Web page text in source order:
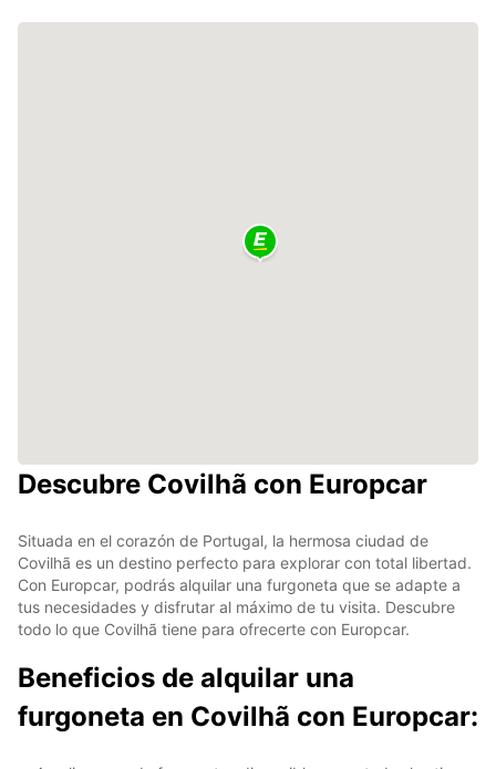
Descubre Covilhã con Europcar
Situada en el corazón de Portugal, la hermosa ciudad de
Covilhã es un destino perfecto para explorar con total libertad.
Con Europcar, podrás alquilar una furgoneta que se adapte a
tus necesidades y disfrutar al máximo de tu visita. Descubre
todo lo que Covilhã tiene para ofrecerte con Europcar.
Beneficios de alquilar una
furgoneta en Covilhã con Europcar: